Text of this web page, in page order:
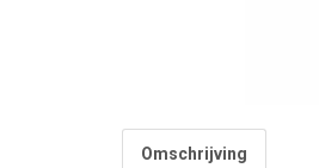
Omschrijving